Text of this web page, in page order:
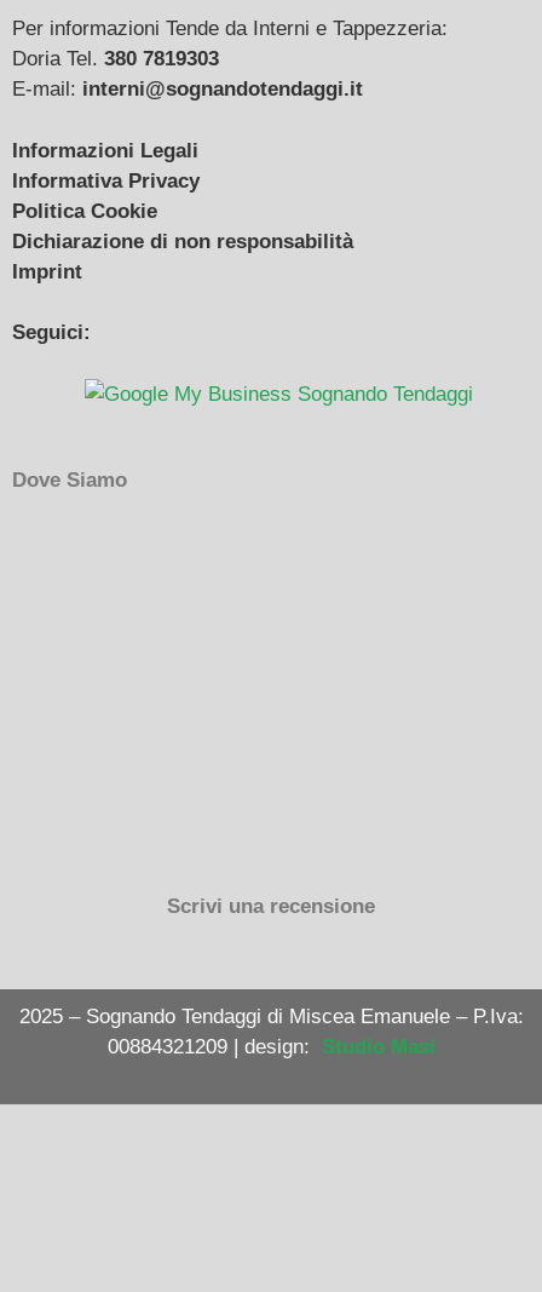
Per informazioni Tende da Interni e Tappezzeria:
Doria Tel. 380 7819303
E-mail: interni@sognandotendaggi.it
Informazioni Legali
Informativa Privacy
Politica Cookie
Dichiarazione di non responsabilità
Imprint
Seguici:
Dove Siamo
Scrivi una recensione
2025 – Sognando Tendaggi di Miscea Emanuele – P.Iva:
00884321209 | design:
Studio Masi